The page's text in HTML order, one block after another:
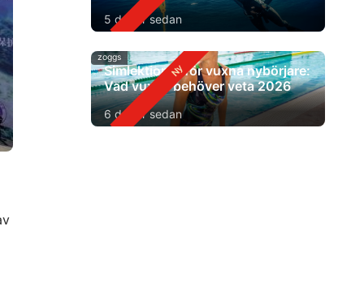
5 dagar sedan
zoggs
Simlektioner för vuxna nybörjare:
Vad vuxna behöver veta 2026
6 dagar sedan